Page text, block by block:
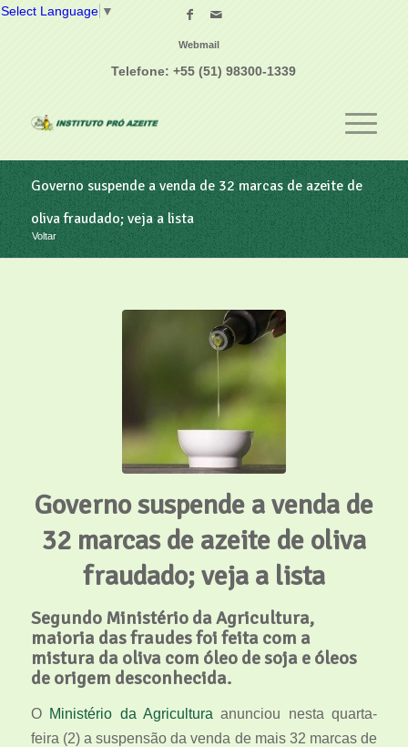
Webmail
Telefone: +55 (51) 98300-1339
Governo suspende a venda de 32 marcas de azeite de
oliva fraudado; veja a lista
Voltar
Governo suspende a venda de
32 marcas de azeite de oliva
fraudado; veja a lista
Segundo Ministério da Agricultura,
maioria das fraudes foi feita com a
mistura da oliva com óleo de soja e óleos
de origem desconhecida.
O Ministério da Agricultura anunciou nesta quarta-
feira (2) a suspensão da venda de mais 32 marcas de
Select Language ▼